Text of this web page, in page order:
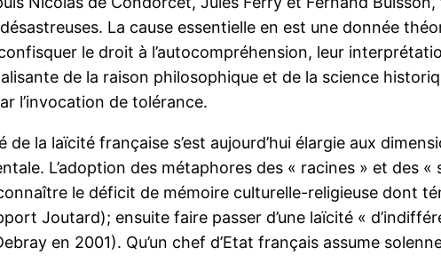
La cause essentielle en est une donnée
le droit à l’autocompréhension, leur
de la raison philosophique et de la science
l’invocation de tolérance.
de la laïcité française s’est aujourd’hui élargie aux
L’adoption des métaphores des « racines » et des
le déficit de mémoire culturelle-religieuse dont
Joutard); ensuite faire passer d’une laïcité «
en 2001). Qu’un chef d’Etat français assume